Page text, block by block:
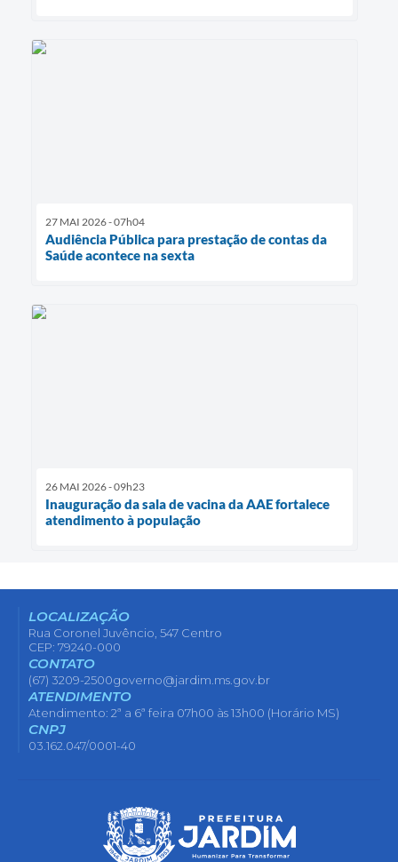
27 MAI 2026 - 07h04
Audiência Pública para prestação de contas da
Saúde acontece na sexta
26 MAI 2026 - 09h23
Inauguração da sala de vacina da AAE fortalece
atendimento à população
LOCALIZAÇÃO
Rua Coronel Juvêncio, 547 Centro
CEP: 79240-000
CONTATO
(67) 3209-2500governo@jardim.ms.gov.br
ATENDIMENTO
Atendimento: 2ª a 6ª feira 07h00 às 13h00 (Horário MS)
CNPJ
03.162.047/0001-40